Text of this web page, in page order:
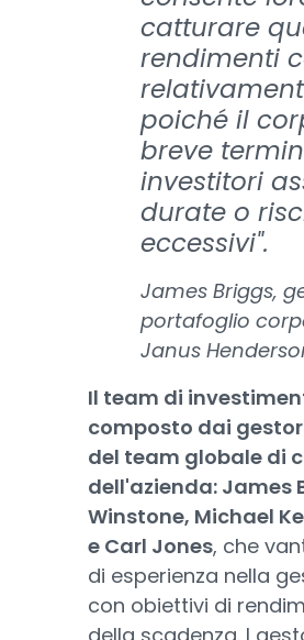
catturare
rendimenti
poiché il
breve
investitori
durate o
eccessivi".
James Briggs,
portafoglio
Janus
Il team di
composto dai
del team globale di
dell'azienda: James
Winstone, Michael
e Carl Jones, che
di esperienza nella
con obiettivi di